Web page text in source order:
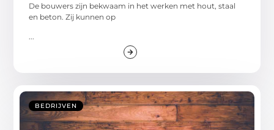
De bouwers zijn bekwaam in het werken met hout, staal
en beton. Zij kunnen op
BEDRIJVEN